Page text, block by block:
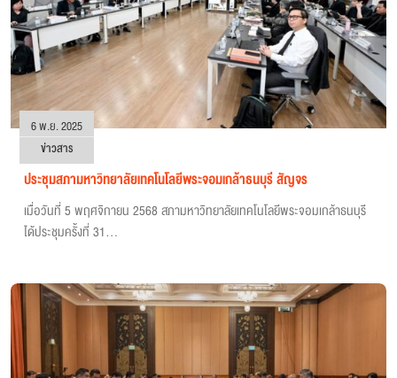
6 พ.ย. 2025
ข่าวสาร
ประชุมสภามหาวิทยาลัยเทคโนโลยีพระจอมเกล้าธนบุรี สัญจร
เมื่อวันที่ 5 พฤศจิกายน 2568 สภามหาวิทยาลัยเทคโนโลยีพระจอมเกล้าธนบุรี
ได้ประชุมครั้งที่ 31...